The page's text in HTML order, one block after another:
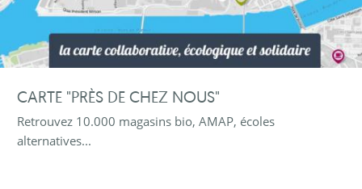
CARTE "PRÈS DE CHEZ NOUS"
Retrouvez 10.000 magasins bio, AMAP, écoles
alternatives...